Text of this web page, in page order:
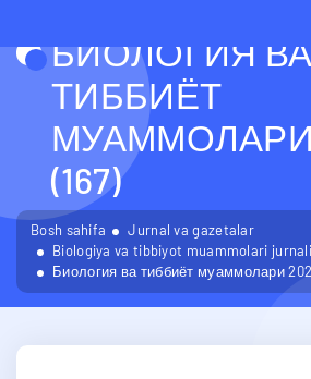
БИОЛОГИЯ ВА
ТИББИЁТ
МУАММОЛАРИ
(167)
Bosh sahifa
Jurnal va gazetalar
Biologiya va tibbiyot muammolari jurnali
Биология ва тиббиёт муаммолари